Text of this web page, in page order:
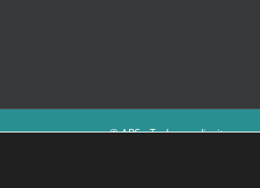
© APS - Todos os direitos
A Direção da APS reserva-
Os textos assinados e as